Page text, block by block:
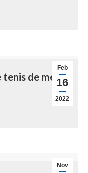
Feb
16
2022
tenis de mesa
Nov